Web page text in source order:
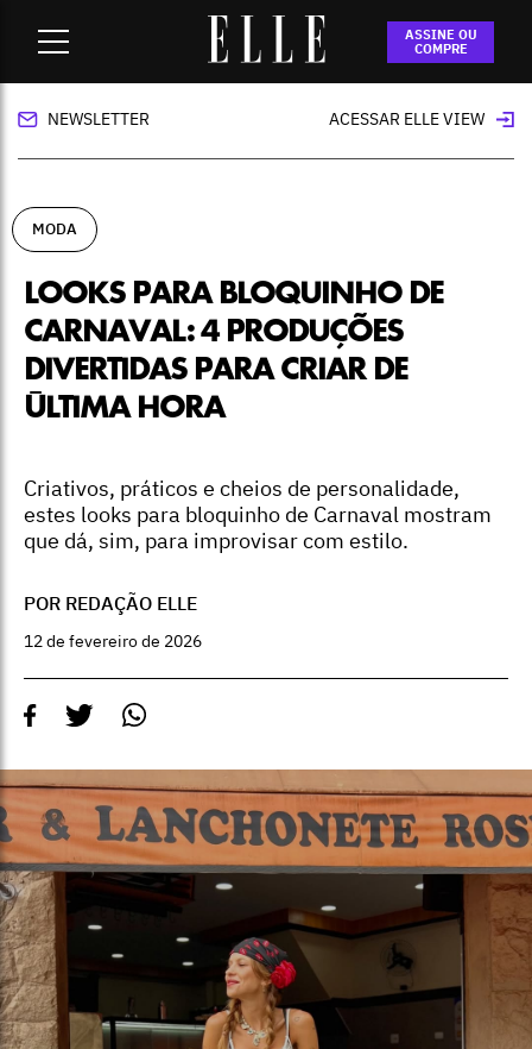
ASSINE OU
COMPRE
Looks para bloquinho de Carnaval: 4
produções divertidas para criar de última hora
NEWSLETTER ACESSAR ELLE VIEW
MODA
LOOKS PARA BLOQUINHO DE
CARNAVAL: 4 PRODUÇÕES
DIVERTIDAS PARA CRIAR DE
ÚLTIMA HORA
Criativos, práticos e cheios de personalidade,
estes looks para bloquinho de Carnaval mostram
que dá, sim, para improvisar com estilo.
POR REDAÇÃO ELLE
12 de fevereiro de 2026